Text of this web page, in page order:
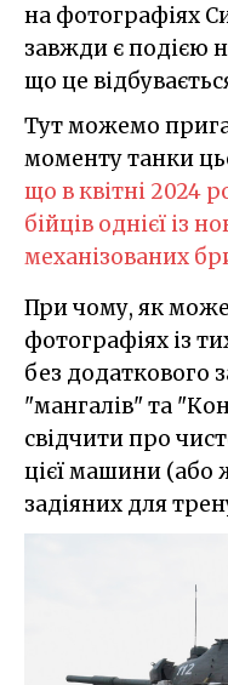
на фотографіях
завжди є подією
що це
Тут можемо
моменту танки
що в квітні 2024
бійців однієї із
механізованих
При чому, як
фотографіях із
без додаткового
"мангалів" та
свідчити про
цієї машини (або
задіяних для